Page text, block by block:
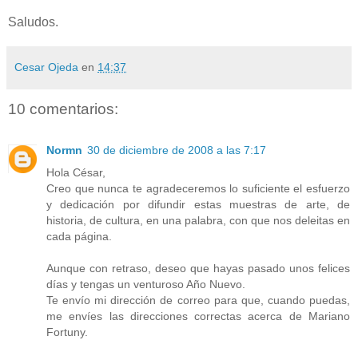
Saludos.
Cesar Ojeda en 14:37
10 comentarios:
Normn 30 de diciembre de 2008 a las 7:17
Hola César,
Creo que nunca te agradeceremos lo suficiente el esfuerzo
y dedicación por difundir estas muestras de arte, de
historia, de cultura, en una palabra, con que nos deleitas en
cada página.
Aunque con retraso, deseo que hayas pasado unos felices
días y tengas un venturoso Año Nuevo.
Te envío mi dirección de correo para que, cuando puedas,
me envíes las direcciones correctas acerca de Mariano
Fortuny.